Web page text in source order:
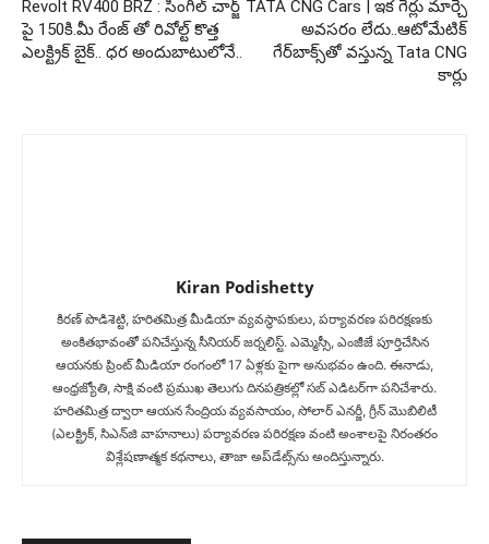
Revolt RV400 BRZ : సింగిల్ చార్జ్
పై 150కి.మీ రేంజ్ తో రివోల్ట్ కొత్త
ఎలక్ట్రిక్ బైక్.. ధర అందుబాటులోనే..
TATA CNG Cars | ఇక గేర్లు మార్చే
అవసరం లేదు..ఆటోమేటిక్‌
గేర్‌బాక్స్‌తో వస్తున్న Tata CNG
కార్లు
Kiran Podishetty
కిరణ్ పొడిశెట్టి, హరితమిత్ర మీడియా వ్యవస్థాపకులు, పర్యావరణ పరిరక్షణకు
అంకితభావంతో పనిచేస్తున్న సీనియ‌ర్‌ జర్నలిస్ట్. ఎమ్మెస్సీ, ఎంజీజే పూర్తిచేసిన‌
ఆయనకు ప్రింట్ మీడియా రంగంలో 17 ఏళ్లకు పైగా అనుభవం ఉంది. ఈనాడు,
ఆంధ్రజ్యోతి, సాక్షి వంటి ప్రముఖ తెలుగు దినపత్రికల్లో సబ్‌ ఎడిటర్‌గా ప‌నిచేశారు.
హరితమిత్ర ద్వారా ఆయన సేంద్రియ వ్యవసాయం, సోలార్ ఎనర్జీ, గ్రీన్ మొబిలిటీ
(ఎలక్ట్రిక్‌, సిఎన్‌జి వాహనాలు) ప‌ర్యావ‌ర‌ణ ప‌రిర‌క్ష‌ణ వంటి అంశాలపై నిరంతరం
విశ్లేషణాత్మక కథనాలు, తాజా అప్‌డేట్స్‌ను అందిస్తున్నారు.